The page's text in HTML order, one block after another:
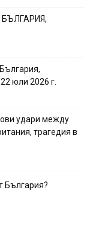
юли 2026 г.
удари между
трагедия в
България?